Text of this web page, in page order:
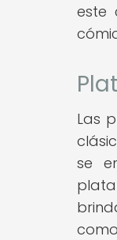
este
Las
se